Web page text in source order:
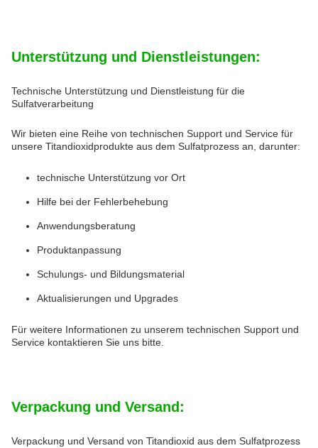
Unterstützung und Dienstleistungen:
Technische Unterstützung und Dienstleistung für die
Sulfatverarbeitung
Wir bieten eine Reihe von technischen Support und Service für
unsere Titandioxidprodukte aus dem Sulfatprozess an, darunter:
technische Unterstützung vor Ort
Hilfe bei der Fehlerbehebung
Anwendungsberatung
Produktanpassung
Schulungs- und Bildungsmaterial
Aktualisierungen und Upgrades
Für weitere Informationen zu unserem technischen Support und
Service kontaktieren Sie uns bitte.
Verpackung und Versand:
Verpackung und Versand von Titandioxid aus dem Sulfatprozess